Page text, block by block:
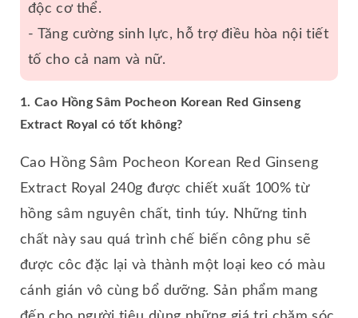
độc cơ thể.
- Tăng cường sinh lực, hỗ trợ điều hòa nội tiết
tố cho cả nam và nữ.
1. Cao Hồng Sâm Pocheon Korean Red Ginseng
Extract Royal có tốt không?
Cao Hồng Sâm Pocheon Korean Red Ginseng
Extract Royal 240g được chiết xuất 100% từ
hồng sâm nguyên chất, tinh túy. Những tinh
chất này sau quá trình chế biến công phu sẽ
được côc đặc lại và thành một loại keo có màu
cánh gián vô cùng bổ dưỡng. Sản phẩm mang